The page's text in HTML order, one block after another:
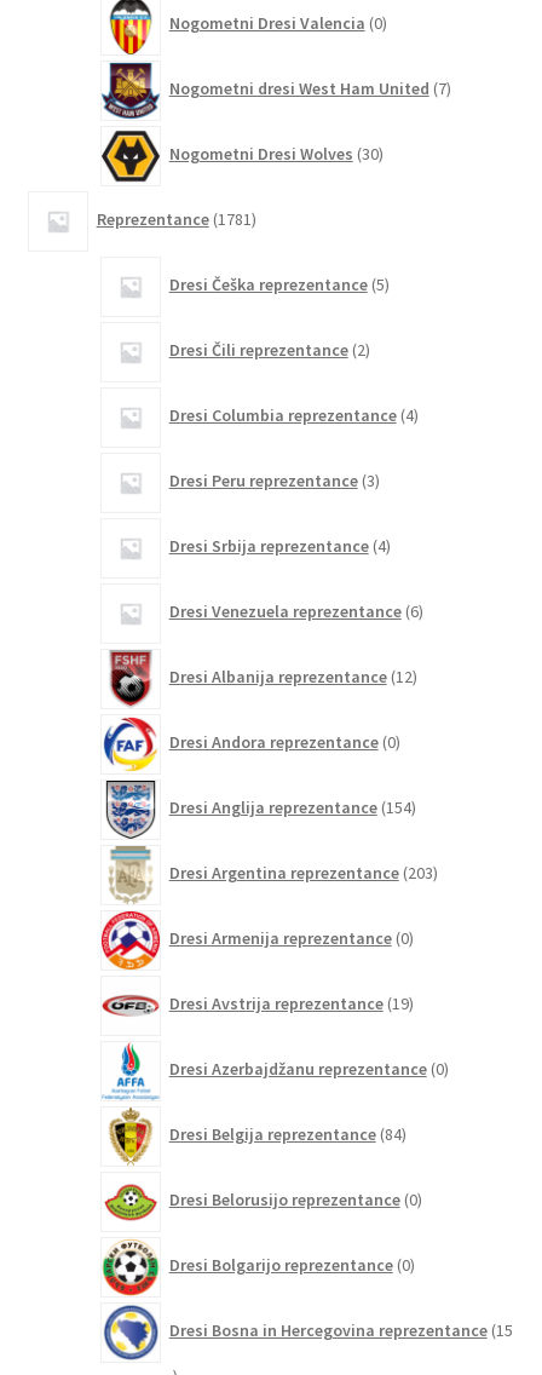
Nogometni Dresi Valencia 0izdelkov
Nogometni dresi West Ham United 7izdelkov
Nogometni Dresi Wolves 30izdelkov
Reprezentance 1781izdelkov
Dresi Češka reprezentance 5izdelkov
Dresi Čili reprezentance 2izdelka
Dresi Columbia reprezentance 4izdelki
Dresi Peru reprezentance 3izdelki
Dresi Srbija reprezentance 4izdelki
Dresi Venezuela reprezentance 6izdelkov
Dresi Albanija reprezentance 12izdelkov
Dresi Andora reprezentance 0izdelkov
Dresi Anglija reprezentance 154izdelkov
Dresi Argentina reprezentance 203izdelki
Dresi Armenija reprezentance 0izdelkov
Dresi Avstrija reprezentance 19izdelkov
Dresi Azerbajdžanu reprezentance 0izdelkov
Dresi Belgija reprezentance 84izdelkov
Dresi Belorusijo reprezentance 0izdelkov
Dresi Bolgarijo reprezentance 0izdelkov
Dresi Bosna in Hercegovina reprezentance 15